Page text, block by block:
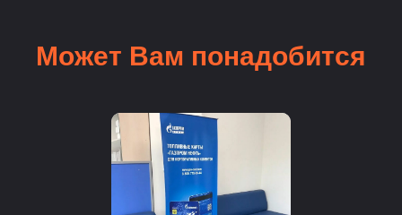
Может Вам понадобится